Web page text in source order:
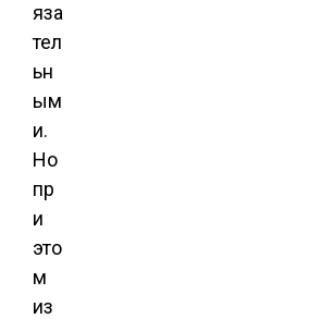
яза
тел
ьн
ым
и.
Но
пр
и
это
м
из